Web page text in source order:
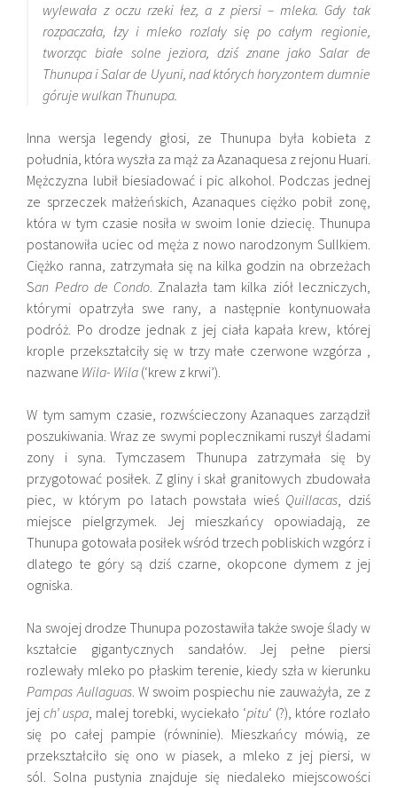
wylewała z oczu rzeki łez, a z piersi – mleka. Gdy tak
rozpaczała, łzy i mleko rozlały się po całym regionie,
tworząc białe solne jeziora, dziś znane jako Salar de
Thunupa i Salar de Uyuni, nad których horyzontem dumnie
góruje wulkan Thunupa.
Inna wersja legendy głosi, ze Thunupa była kobieta z
południa, która wyszła za mąż za Azanaquesa z rejonu Huari.
Mężczyzna lubił biesiadować i pic alkohol. Podczas jednej
ze sprzeczek małżeńskich, Azanaques ciężko pobił zonę,
która w tym czasie nosiła w swoim lonie dziecię. Thunupa
postanowiła uciec od męża z nowo narodzonym Sullkiem.
Ciężko ranna, zatrzymała się na kilka godzin na obrzeżach
San Pedro de Condo. Znalazła tam kilka ziół leczniczych,
którymi opatrzyła swe rany, a następnie kontynuowała
podróż. Po drodze jednak z jej ciała kapała krew, której
krople przekształciły się w trzy małe czerwone wzgórza ,
nazwane Wila- Wila (‘krew z krwi’).
W tym samym czasie, rozwścieczony Azanaques zarządził
poszukiwania. Wraz ze swymi poplecznikami ruszył śladami
zony i syna. Tymczasem Thunupa zatrzymała się by
przygotować posiłek. Z gliny i skał granitowych zbudowała
piec, w którym po latach powstała wieś Quillacas, dziś
miejsce pielgrzymek. Jej mieszkańcy opowiadają, ze
Thunupa gotowała posiłek wśród trzech pobliskich wzgórz i
dlatego te góry są dziś czarne, okopcone dymem z jej
ogniska.
Na swojej drodze Thunupa pozostawiła także swoje ślady w
kształcie gigantycznych sandałów. Jej pełne piersi
rozlewały mleko po płaskim terenie, kiedy szła w kierunku
Pampas Aullaguas. W swoim pospiechu nie zauważyła, ze z
jejch’ uspa, malej torebki, wyciekało ‘pitu‘ (?), które rozlało
się po całej pampie (równinie). Mieszkańcy mówią, ze
przekształciło się ono w piasek, a mleko z jej piersi, w
sól. Solna pustynia znajduje się niedaleko miejscowości